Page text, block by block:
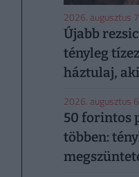
2026. augusztus
Újabb
tényleg
háztulaj,
2026. augusztus
50 forintos
többen: